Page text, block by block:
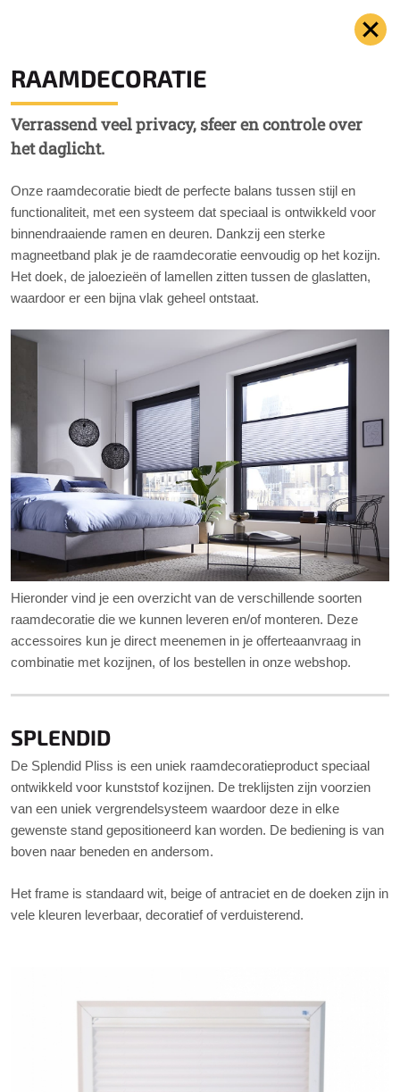
RAAMDECORATIE
Verrassend veel privacy, sfeer en controle over
het daglicht.
Onze raamdecoratie biedt de perfecte balans tussen stijl en
functionaliteit, met een systeem dat speciaal is ontwikkeld voor
binnendraaiende ramen en deuren. Dankzij een sterke
magneetband plak je de raamdecoratie eenvoudig op het kozijn.
Het doek, de jaloezieën of lamellen zitten tussen de glaslatten,
waardoor er een bijna vlak geheel ontstaat.
Hieronder vind je een overzicht van de verschillende soorten
raamdecoratie die we kunnen leveren en/of monteren. Deze
accessoires kun je direct meenemen in je offerteaanvraag in
combinatie met kozijnen, of los bestellen in onze webshop.
SPLENDID
De Splendid Pliss is een uniek raamdecoratieproduct speciaal
ontwikkeld voor kunststof kozijnen. De treklijsten zijn voorzien
van een uniek vergrendelsysteem waardoor deze in elke
gewenste stand gepositioneerd kan worden. De bediening is van
boven naar beneden en andersom.
Het frame is standaard wit, beige of antraciet en de doeken zijn in
vele kleuren leverbaar, decoratief of verduisterend.